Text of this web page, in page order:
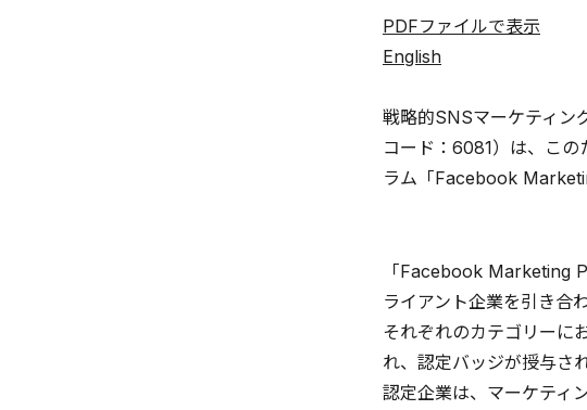
PDFファイルで表示
English
戦略的SNSマーケティン
コード：6081）は、こ
ラム「Facebook
「Facebook Marketing
ライアント企業を引き合
それぞれのカテゴリーに
れ、認定バッジが授与され
認定企業は、マーケティ